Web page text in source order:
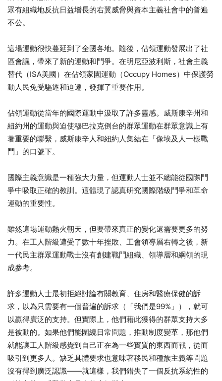
眾有組織地反抗日益增長的右翼威脅與資本主義社會中的普遍
不公。
這場運動很快蔓延到了全國各地。隨後，佔領運動發展出了社
區會議，帶來了新的運動和鬥爭。在明尼亞波利斯，社會主義
替代（ISA美國）在佔領家園運動（Occupy Homes）中保護勞
動人民免受驅逐和迫遷，發揮了重要作用。
佔領運動從當年的國際運動中汲取了許多靈感。威斯康辛州和
紐約州的運動與迫使穆巴拉克倒台的群眾運動在群眾意識上有
著重要的聯繫，威斯康辛人和紐約人集結在「像埃及人一樣戰
鬥」的口號下。
國際主義意識是一種強大力量，但運動人士並不總能從國際鬥
爭中吸取正確的教訓。這體現了認真研究國際階級鬥爭和革命
運動的重要性。
雖然這場運動熱火朝天，但要帶來真正的變化還需要更多的努
力。在工人階級遭受了數十年挫敗、工會領導層右轉之後，新
一代民主群眾運動戰士沒有創建戰鬥組織、領導層和綱領的現
成參考。
許多運動人士最初拒絕討論有關教育、住房和醫療保健的訴
求，以為只需要有一個普遍的訴求（「我們是99%」），就可
以贏得廣泛的支持。但實際上，他們藉此獲得的群眾支持大多
是被動的。如果他們能圍繞日常問題，推動制度變革，那他們
就能讓工人階級感覺到自己正在為一些實質的東西而戰，從而
吸引到更多人。缺乏具體要求也意味著移民和種族主義等問題
沒有得到廣泛認識——就這樣，我們錯失了一個反抗系統性的